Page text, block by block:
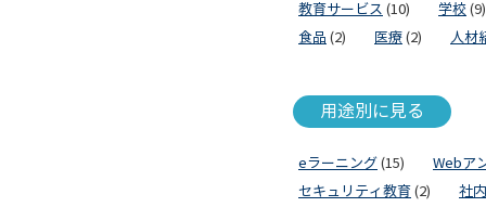
教育サービス (10) 学校 (9)
食品 (2) 医療 (2) 人材
用途別に見る
eラーニング (15)
Webア
セキュリティ教育 (2) 社